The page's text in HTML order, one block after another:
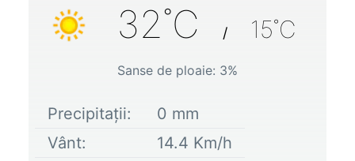
32˚C / 15˚C
Sanse de ploaie: 3%
Precipitații: 0 mm
Vânt:
14.4 Km/h